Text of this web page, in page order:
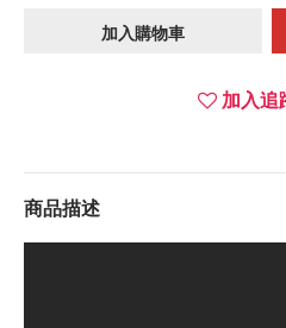
加入購物車
加入追
商品描述